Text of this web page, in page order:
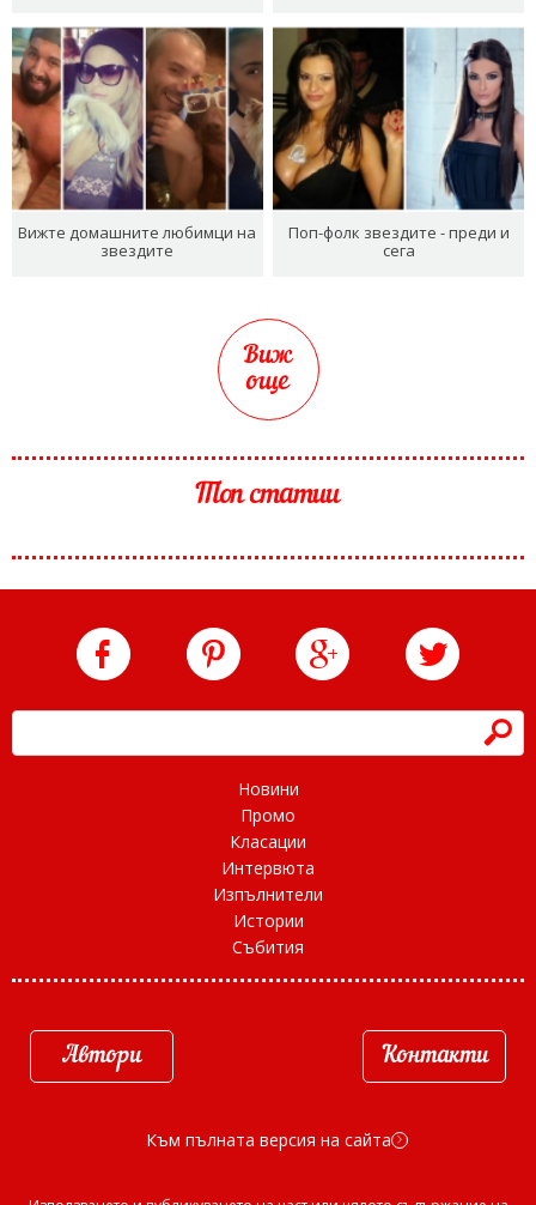
Вижте домашните любимци на
звездите
Поп-фолк звездите - преди и
сега
Виж
още
Топ статии
h
Новини
Промо
Класации
Интервюта
Изпълнители
Истории
Събития
Автори Контакти
Към пълната версия на сайта d